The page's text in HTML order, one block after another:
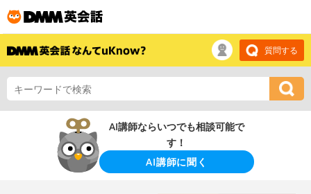
質問する
AI講師ならいつでも相談可能で
す！
AI講師に聞く